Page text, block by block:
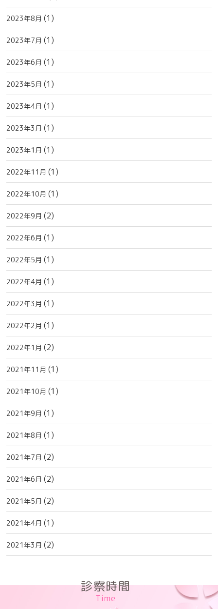
2023年8月 (1)
2023年7月 (1)
2023年6月 (1)
2023年5月 (1)
2023年4月 (1)
2023年3月 (1)
2023年1月 (1)
2022年11月 (1)
2022年10月 (1)
2022年9月 (2)
2022年6月 (1)
2022年5月 (1)
2022年4月 (1)
2022年3月 (1)
2022年2月 (1)
2022年1月 (2)
2021年11月 (1)
2021年10月 (1)
2021年9月 (1)
2021年8月 (1)
2021年7月 (2)
2021年6月 (2)
2021年5月 (2)
2021年4月 (1)
2021年3月 (2)
診察時間
Time